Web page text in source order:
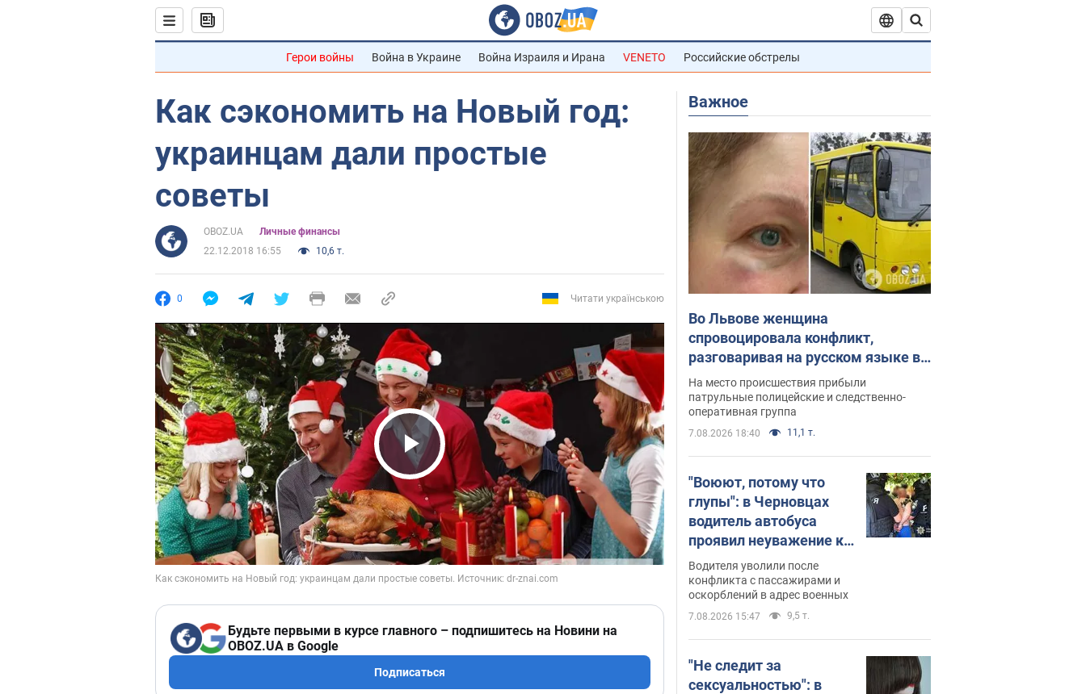
Герои войны Война в Украине Война Израиля и Ирана VENETO Российские обстрелы
Как сэкономить на Новый год:
украинцам дали простые
советы
OBOZ.UA
Личные финансы
22.12.2018 16:55
10,6 т.
0 Читати українською
Play Video
Будьте первыми в курсе главного – подпишитесь на Новини на
OBOZ.UA в Google
Подписаться
Важное
Во Львове женщина
спровоцировала конфликт,
разговаривая на русском языке в
маршрутке: полиция составила
административный протокол.
Видео
На место происшествия прибыли
патрульные полицейские и следственно-
оперативная группа
7.08.2026 18:40 11,1 т.
"Воюют, потому что
глупы": в Черновцах
водитель автобуса
проявил неуважение к
украинским военным и
поплатился за это.
Видео
Водителя уволили после
конфликта с пассажирами и
оскорблений в адрес военных
7.08.2026 15:47 9,5 т.
"Не следит за
сексуальностью": в